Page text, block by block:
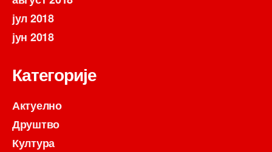
јул 2018
јун 2018
Категорије
Актуелно
Друштво
Култура